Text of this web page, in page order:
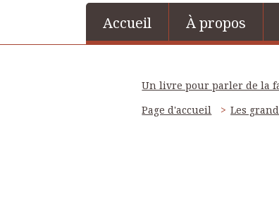
Accueil À propos
Un livre pour parler de la
Page d'accueil
Les